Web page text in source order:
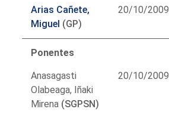
Arias Cañete,
Miguel (GP)
20/10/2009
Ponentes
Anasagasti
Olabeaga, Iñaki
Mirena (SGPSN)
20/10/2009